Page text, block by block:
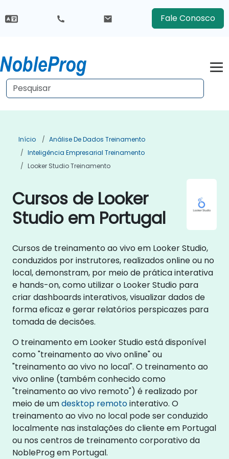
Fale Conosco
Início
Análise De Dados Treinamento
Inteligência Empresarial Treinamento
Looker Studio Treinamento
Cursos de Looker
Studio em Portugal
Cursos de treinamento ao vivo em Looker Studio,
conduzidos por instrutores, realizados online ou no
local, demonstram, por meio de prática interativa
e hands-on, como utilizar o Looker Studio para
criar dashboards interativos, visualizar dados de
forma eficaz e gerar relatórios perspicazes para
tomada de decisões.
O treinamento em Looker Studio está disponível
como "treinamento ao vivo online" ou
"treinamento ao vivo no local". O treinamento ao
vivo online (também conhecido como
"treinamento ao vivo remoto") é realizado por
meio de umdesktop remotointerativo. O
treinamento ao vivo no local pode ser conduzido
localmente nas instalações do cliente em Portugal
ou nos centros de treinamento corporativo da
NobleProg em Portugal.